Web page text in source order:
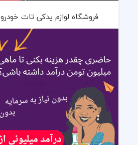
فروشگاه لوازم یدکی تات خودرو